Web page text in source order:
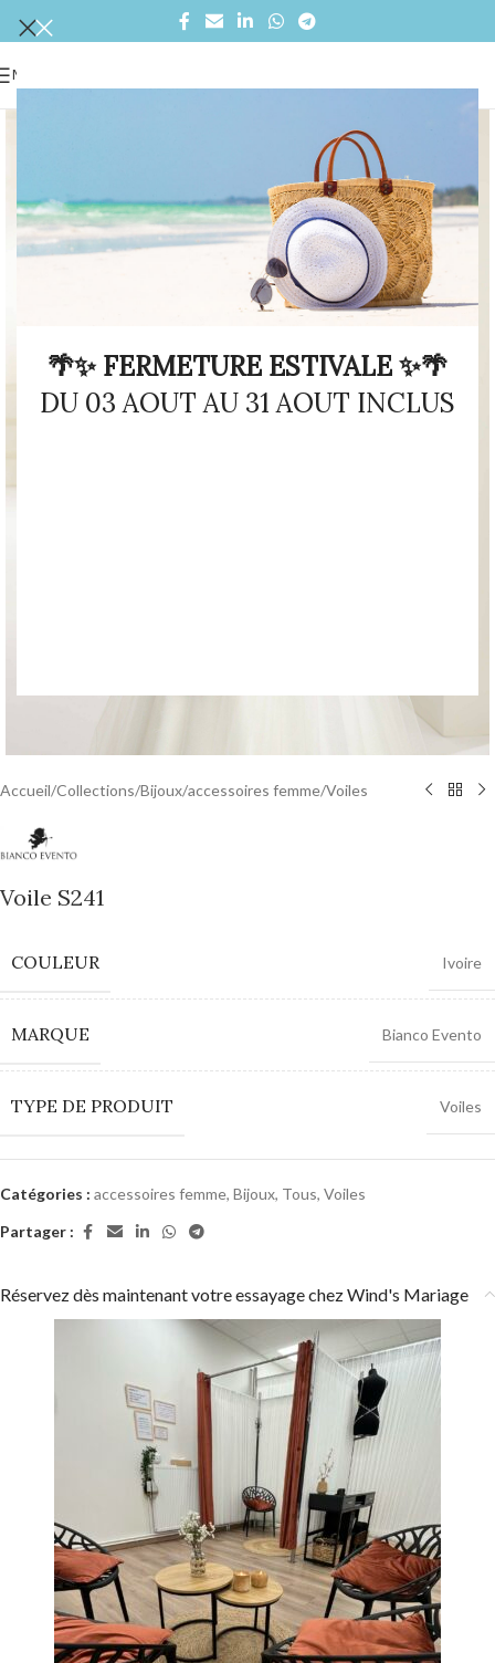
🌴✨ FERMETURE ESTIVALE ✨🌴
DU 03 AOUT AU 31 AOUT INCLUS
MENU
Accueil/Collections/Bijoux/accessoires femme/Voiles
Voile S241
COULEUR Ivoire
MARQUE Bianco Evento
TYPE DE PRODUIT Voiles
Catégories : accessoires femme, Bijoux, Tous, Voiles
Partager :
Réservez dès maintenant votre essayage chez Wind's Mariage